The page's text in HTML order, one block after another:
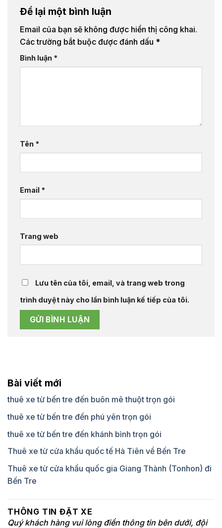
Để lại một bình luận
Email của bạn sẽ không được hiển thị công khai.
Các trường bắt buộc được đánh dấu *
Bình luận *
Tên *
Email *
Trang web
Lưu tên của tôi, email, và trang web trong
trình duyệt này cho lần bình luận kế tiếp của tôi.
Bài viết mới
thuê xe từ bến tre đến buôn mê thuột trọn gói
thuê xe từ bến tre đến phú yên trọn gói
thuê xe từ bến tre đến khánh bình trọn gói
Thuê xe từ cửa khẩu quốc tế Hà Tiên về Bến Tre
Thuê xe từ cửa khẩu quốc gia Giang Thành (Tonhon) đi
Bến Tre
THÔNG TIN ĐẶT XE
Quý khách hàng vui lòng điền thông tin bên dưới, đội